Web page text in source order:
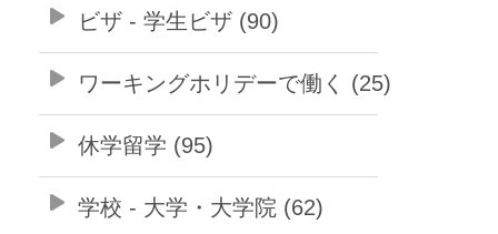
ビザ - 学生ビザ (90)
ワーキングホリデーで働く (25)
休学留学 (95)
学校 - 大学・大学院 (62)